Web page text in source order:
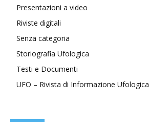
Presentazioni a video
Riviste digitali
Senza categoria
Storiografia Ufologica
Testi e Documenti
UFO – Rivista di Informazione Ufologica